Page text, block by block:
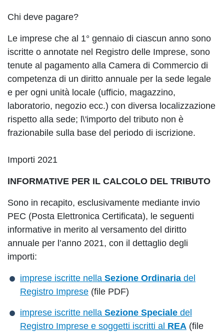
Chi deve pagare?
Le imprese che al 1° gennaio di ciascun anno sono
iscritte o annotate nel Registro delle Imprese, sono
tenute al pagamento alla Camera di Commercio di
competenza di un diritto annuale per la sede legale
e per ogni unità locale (ufficio, magazzino,
laboratorio, negozio ecc.) con diversa localizzazione
rispetto alla sede; l\'importo del tributo non è
frazionabile sulla base del periodo di iscrizione.
Importi 2021
INFORMATIVE PER IL CALCOLO DEL TRIBUTO
Sono in recapito, esclusivamente mediante invio
PEC (Posta Elettronica Certificata), le seguenti
informative in merito al versamento del diritto
annuale per l’anno 2021, con il dettaglio degli
importi:
imprese iscritte nella Sezione Ordinaria del
Registro Imprese (file PDF)
imprese iscritte nella Sezione Speciale del
Registro Imprese e soggetti iscritti al REA (file